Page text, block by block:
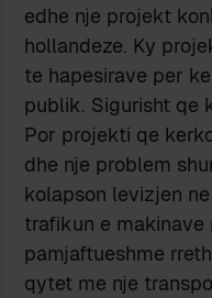
edhe nje projekt
hollandeze. Ky
te hapesirave per
publik. Sigurisht qe
Por projekti qe
dhe nje problem
kolapson levizjen
trafikun e makinave
pamjaftueshme
qytet me nje